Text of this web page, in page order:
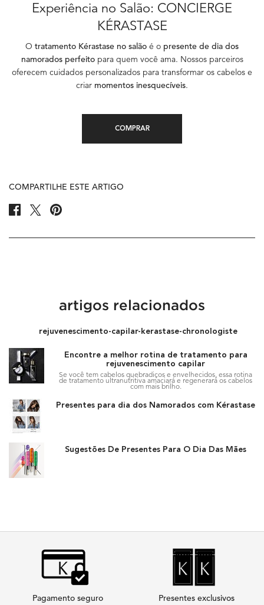
Experiência no Salão: CONCIERGE
KÉRASTASE
O tratamento Kérastase no salão é o presente de dia dos
namorados perfeitopara quem você ama. Nossos parceiros
oferecem cuidados personalizados para transformar os cabelos e
criar momentos inesquecíveis.
COMPRAR
COMPARTILHE ESTE ARTIGO
Share On Facebook
Share On Twitter
Share On Pinterest
artigos relacionados
rejuvenescimento-capilar-kerastase-chronologiste
Encontre a melhor rotina de tratamento para
rejuvenescimento capilar
Se você tem cabelos quebradiços e envelhecidos, essa rotina
de tratamento ultranutritiva amaciará e regenerará os cabelos
com mais brilho.
Presentes para dia dos Namorados com Kérastase
Sugestões De Presentes Para O Dia Das Mães
Pagamento seguro Presentes exclusivos